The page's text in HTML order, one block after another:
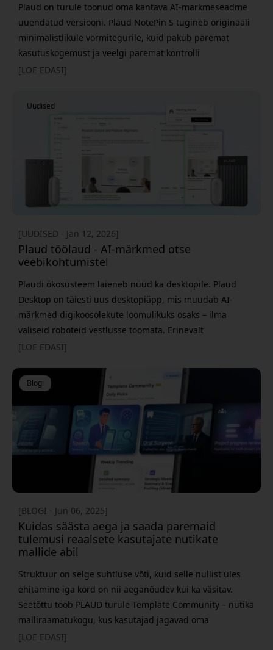
Plaud on turule toonud oma kantava AI-märkmeseadme
uuendatud versiooni. Plaud NotePin S tugineb originaali
minimalistlikule vormitegurile, kuid pakub paremat
kasutuskogemust ja veelgi paremat kontrolli
igapäevaselt. NotePin S on endiselt sama tagasihoidlik ja
veel läbimõelduma disaini. See on alati valmis, kui
[LOE EDASI]
Uudised
[UUDISED - Jan 12, 2026]
Plaud töölaud - AI-märkmed otse
veebikohtumistel
Plaudi ökosüsteem laieneb nüüd ka desktopile. Plaud
Desktop on täiesti uus desktopiäpp, mis muudab AI-
märkmed digikoosolekute loomulikuks osaks – ilma
väliseid roboteid vestlusse toomata. Erinevalt
veebilahendustest on Plaud Desktop iseseisev äpp, mis
koosolekud algavad sellistes teenustes nagu Zoom,
Google Meet ja Microsoft Teams, ning lubab salvestamist
alustada ühe kl&ot
[LOE EDASI]
Blogi
[BLOGI - Jun 06, 2025]
Kuidas säästa aega ja saada paremaid
tulemusi reaalsete kasutajate nutikate
mallide abil
Struktuur on selge suhtluse võti, kuid selle nullist üles
ehitamine iga kord on nii aeganõudev kui ka väsitav.
Seetõttu toob PLAUD turule Template Community – nutika
malliraamatukogu, kus kasutajad jagavad oma
läbiproovitud vorme alates kliendikohtumistest ja
[LOE EDASI]